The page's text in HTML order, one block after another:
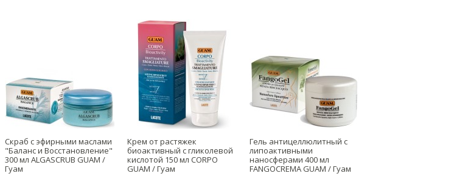
Скраб с эфирными маслами
"Баланс и Восстановление"
300 мл ALGASCRUB GUAM /
Гуам
Крем от растяжек
биоактивный с гликолевой
кислотой 150 мл CORPO
GUAM / Гуам
Гель антицеллюлитный с
липоактивными
наносферами 400 мл
FANGOCREMA GUAM / Гуам